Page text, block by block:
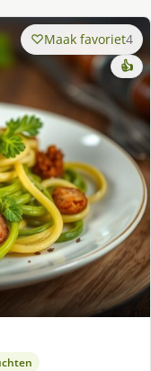
Maak favoriet4
👍